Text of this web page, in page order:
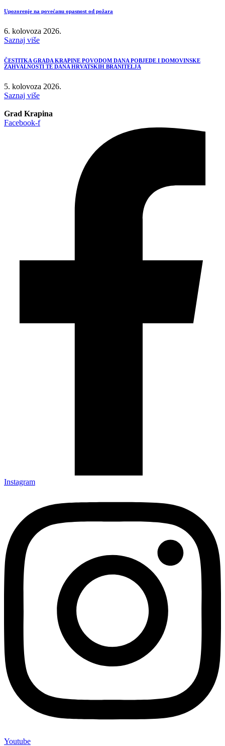
Upozorenje na povećanu opasnost od požara
6. kolovoza 2026.
Saznaj više
ČESTITKA GRADA KRAPINE POVODOM DANA POBJEDE I DOMOVINSKE
ZAHVALNOSTI TE DANA HRVATSKIH BRANITELJA
5. kolovoza 2026.
Saznaj više
Grad Krapina
Facebook-f
Instagram
Youtube